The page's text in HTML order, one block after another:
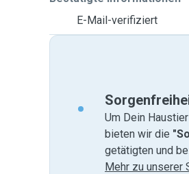
E-Mail-verifiziert
Um Dein
bieten wir die
getätigten und
Mehr zu unserer